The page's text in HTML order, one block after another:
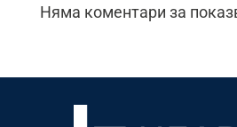
Няма коментари за